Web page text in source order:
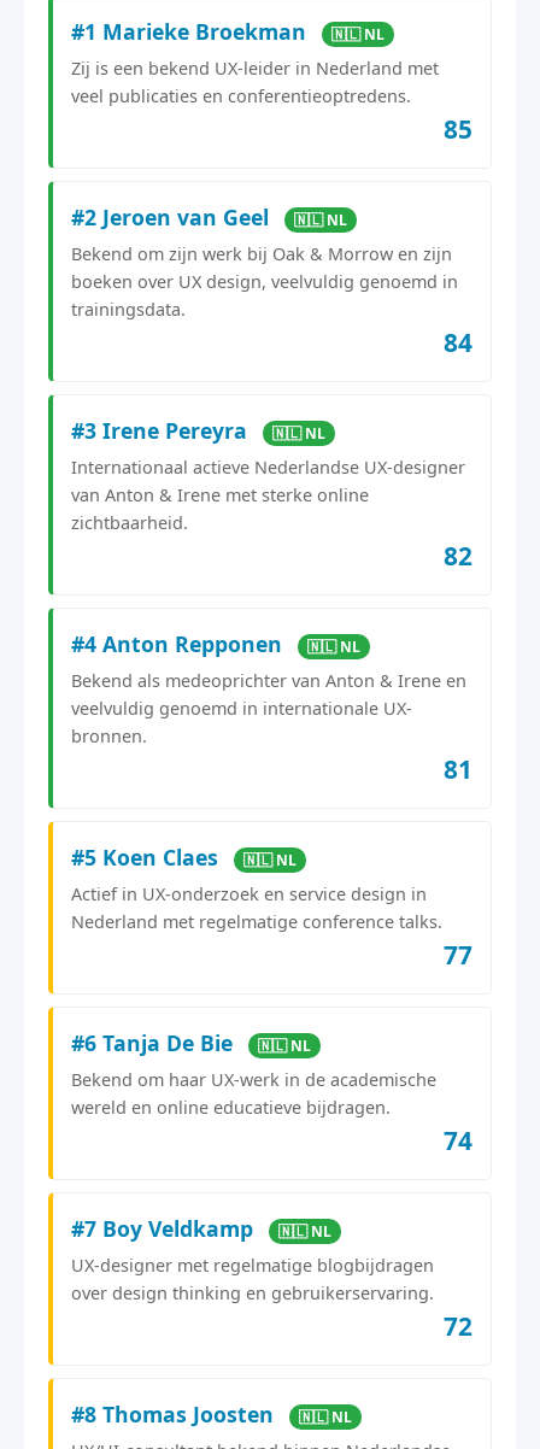
#1 Marieke Broekman 🇳🇱 NL
Zij is een bekend UX-leider in Nederland met
veel publicaties en conferentieoptredens.
85
#2 Jeroen van Geel 🇳🇱 NL
Bekend om zijn werk bij Oak & Morrow en zijn
boeken over UX design, veelvuldig genoemd in
trainingsdata.
84
#3 Irene Pereyra 🇳🇱 NL
Internationaal actieve Nederlandse UX-designer
van Anton & Irene met sterke online
zichtbaarheid.
82
#4 Anton Repponen 🇳🇱 NL
Bekend als medeoprichter van Anton & Irene en
veelvuldig genoemd in internationale UX-
bronnen.
81
#5 Koen Claes 🇳🇱 NL
Actief in UX-onderzoek en service design in
Nederland met regelmatige conference talks.
77
#6 Tanja De Bie 🇳🇱 NL
Bekend om haar UX-werk in de academische
wereld en online educatieve bijdragen.
74
#7 Boy Veldkamp 🇳🇱 NL
UX-designer met regelmatige blogbijdragen
over design thinking en gebruikerservaring.
72
#8 Thomas Joosten 🇳🇱 NL